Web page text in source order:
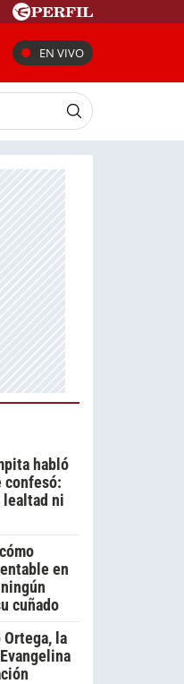
EN VIVO
habló
confesó:
lealtad ni
en
cuñado
Ortega, la